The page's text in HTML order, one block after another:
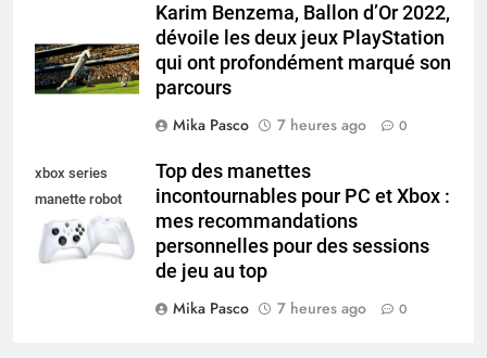
Karim Benzema, Ballon d’Or 2022,
dévoile les deux jeux PlayStation
qui ont profondément marqué son
parcours
Mika Pasco
7 heures ago 0
xbox series
manette robot
white
Top des manettes
incontournables pour PC et Xbox :
mes recommandations
personnelles pour des sessions
de jeu au top
Mika Pasco
7 heures ago 0